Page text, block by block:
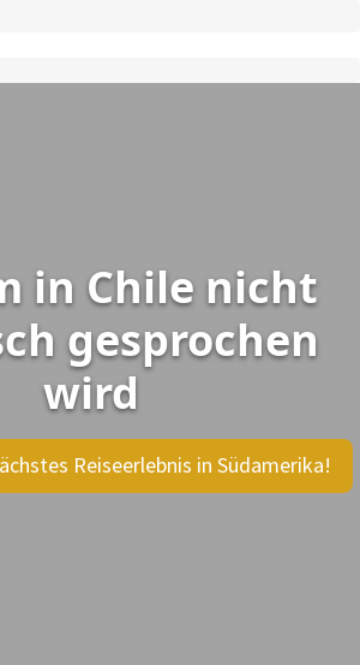
in Chile nicht
gesprochen
wird
Reiseerlebnis in Südamerika!